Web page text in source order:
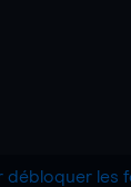
les